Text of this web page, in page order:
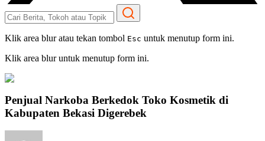
Klik area blur atau tekan tombol Esc untuk menutup form ini.
Klik area blur untuk menutup form ini.
Penjual Narkoba Berkedok Toko Kosmetik di
Kabupaten Bekasi Digerebek